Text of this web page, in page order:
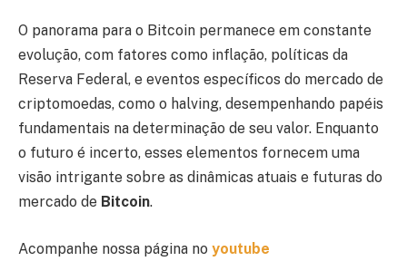
O panorama para o Bitcoin permanece em constante
evolução, com fatores como inflação, políticas da
Reserva Federal, e eventos específicos do mercado de
criptomoedas, como o halving, desempenhando papéis
fundamentais na determinação de seu valor. Enquanto
o futuro é incerto, esses elementos fornecem uma
visão intrigante sobre as dinâmicas atuais e futuras do
mercado de Bitcoin.
Acompanhe nossa página no youtube